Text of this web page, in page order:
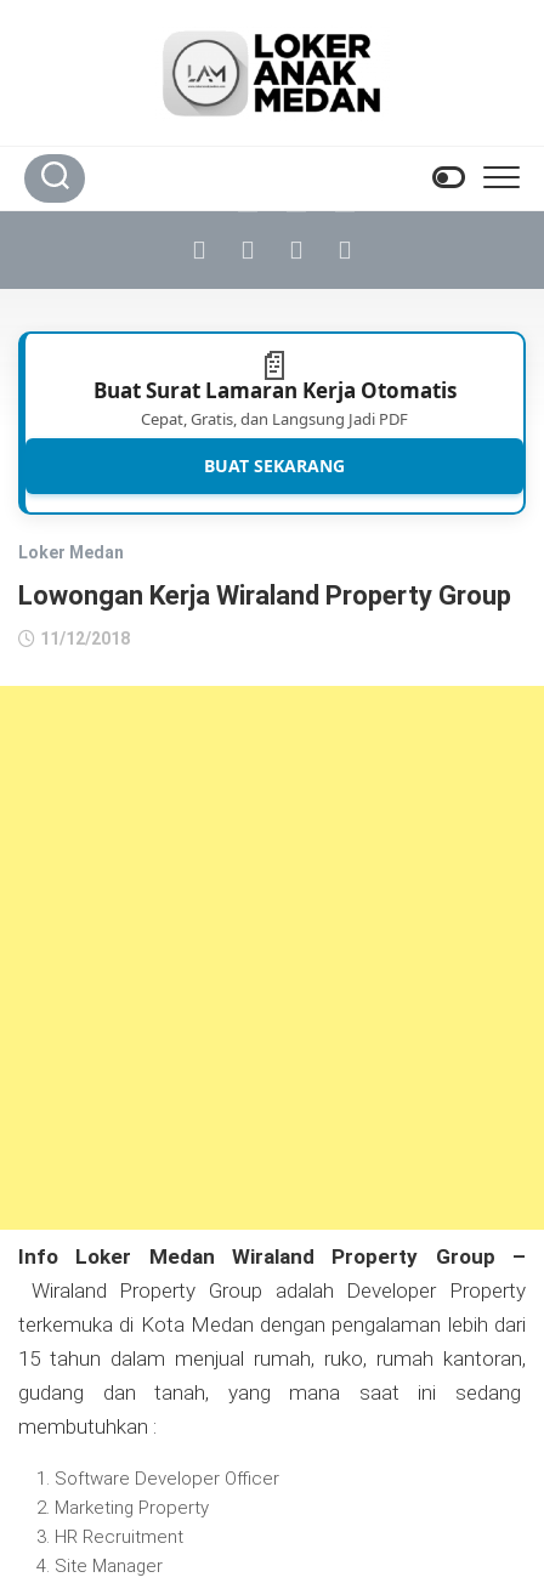
📄
Buat Surat Lamaran Kerja Otomatis
Cepat, Gratis, dan Langsung Jadi PDF
BUAT SEKARANG
Loker Medan
Lowongan Kerja Wiraland Property Group
11/12/2018
Info Loker Medan Wiraland Property Group –
Wiraland Property Group adalah Developer Property
terkemuka di Kota Medan dengan pengalaman lebih dari
15 tahun dalam menjual rumah, ruko, rumah kantoran,
gudang dan tanah, yang mana saat ini sedang
membutuhkan :
Software Developer Officer
Marketing Property
HR Recruitment
Site Manager